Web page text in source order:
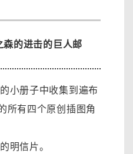
森的进击的巨人邮
小册子中收集到遍布
所有四个原创插图角
明信片。